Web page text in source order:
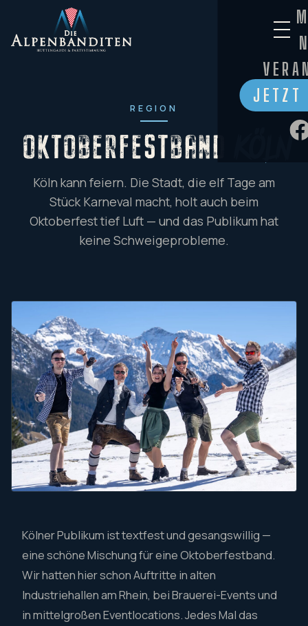
JETZT
REGION
OKTOBERFESTBAND Köln
Köln kann feiern. Die Stadt, die elf Tage am
Stück Karneval macht, holt auch beim
Oktoberfest tief Luft — und das Publikum hat
keine Schweigeprobleme.
Kölner Publikum ist textfest und gesangswillig —
eine schöne Mischung für eine Oktoberfestband.
Wir hatten hier schon Auftritte in alten
Industriehallen am Rhein, bei Brauerei-Events und
in mittelgroßen Eventlocations. Jedes Mal das